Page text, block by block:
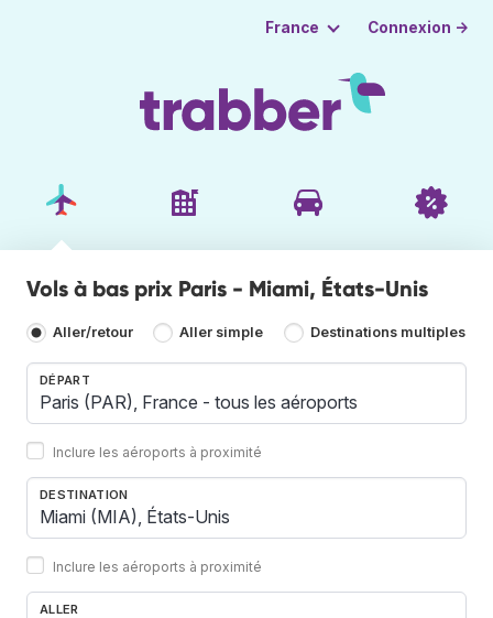
France Connexion →
Vols à bas prix Paris - Miami, États-Unis
Aller/retour Aller simple Destinations multiples
DÉPART
Inclure les aéroports à proximité
DESTINATION
Inclure les aéroports à proximité
ALLER